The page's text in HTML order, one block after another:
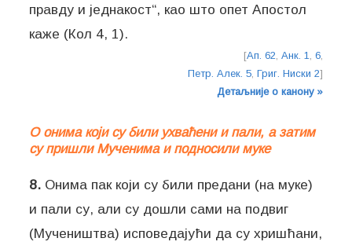
правду и једнакост“, као што опет Апостол
каже (Кол 4, 1).
[Ап. 62 Анк. 1 6,
Петр. Алек. 5, Григ. Ниски 2]
Детаљније о канону »
О онима који су били ухваћени и пали, а затим
су пришли Мученима и подносили муке
8. Онима пак који су били предани (на муке)
и пали су, али су дошли сами на подвиг
(Мучеништва) исповедајући да су хришћани,